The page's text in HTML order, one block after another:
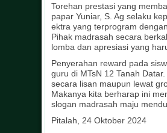
Torehan prestasi yang
papar Yuniar, S. Ag selaku
ektra yang terprogram
Pihak madrasah secara
lomba dan apresiasi yang
Penyerahan reward pada
guru di MTsN 12 Tanah
secara lisan maupun lewat
Makanya kita berharap ini
slogan madrasah maju
Pitalah, 24 Oktober 2024